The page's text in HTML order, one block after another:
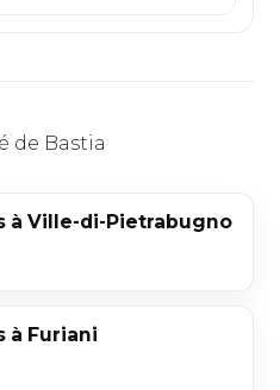
de Bastia
à Ville-di-Pietrabugno
à Furiani